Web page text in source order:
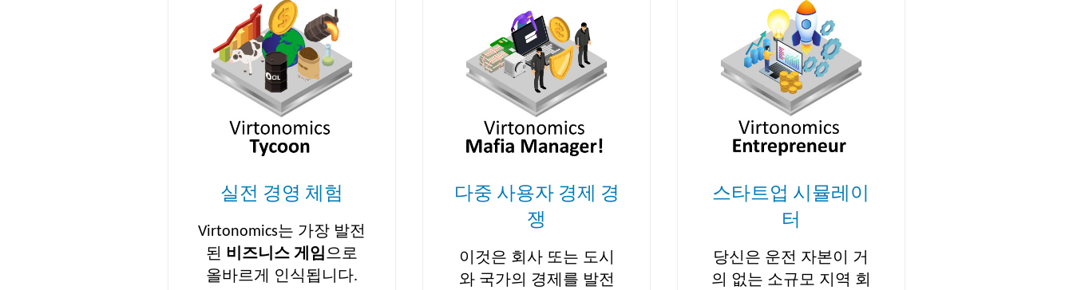
실전 경영 체험
Virtonomics는 가장 발전
된 비즈니스 게임으로
올바르게 인식됩니다.
다중 사용자 경제 경
쟁
이것은 회사 또는 도시
와 국가의 경제를 발전
스타트업 시뮬레이
터
당신은 운전 자본이 거
의 없는 소규모 지역 회